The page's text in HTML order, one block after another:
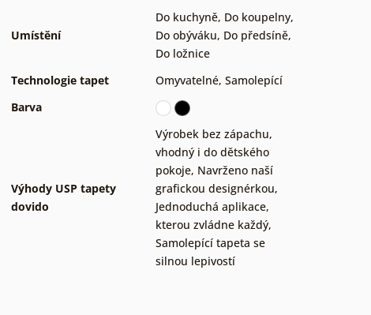
Umístění
Do kuchyně, Do koupelny,
Do obýváku, Do předsíně,
Do ložnice
Technologie tapet
Omyvatelné, Samolepící
Barva
Výhody USP tapety
dovido
Výrobek bez zápachu,
vhodný i do dětského
pokoje, Navrženo naší
grafickou designérkou,
Jednoduchá aplikace,
kterou zvládne každý,
Samolepící tapeta se
silnou lepivostí